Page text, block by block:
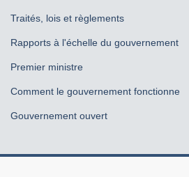
Traités, lois et règlements
Rapports à l'échelle du gouvernement
Premier ministre
Comment le gouvernement fonctionne
Gouvernement ouvert